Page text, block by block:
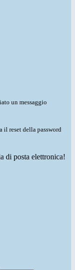
un messaggio
il reset della password
di posta elettronica!